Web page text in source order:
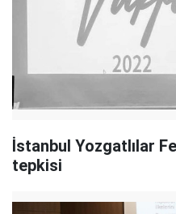
İstanbul Yozgatlılar
tepkisi